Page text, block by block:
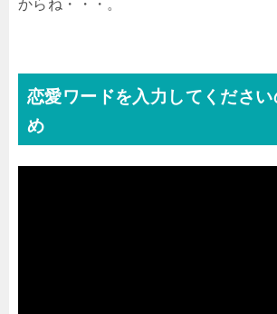
からね・・・。
恋愛ワードを入力してくださ
め